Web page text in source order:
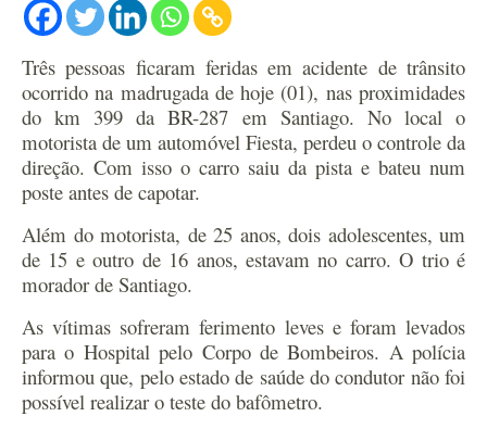
Três pessoas ficaram feridas em acidente de trânsito
ocorrido na madrugada de hoje (01), nas proximidades
do km 399 da BR-287 em Santiago. No local o
motorista de um automóvel Fiesta, perdeu o controle da
direção. Com isso o carro saiu da pista e bateu num
poste antes de capotar.
Além do motorista, de 25 anos, dois adolescentes, um
de 15 e outro de 16 anos, estavam no carro. O trio é
morador de Santiago.
As vítimas sofreram ferimento leves e foram levados
para o Hospital pelo Corpo de Bombeiros. A polícia
informou que, pelo estado de saúde do condutor não foi
possível realizar o teste do bafômetro.